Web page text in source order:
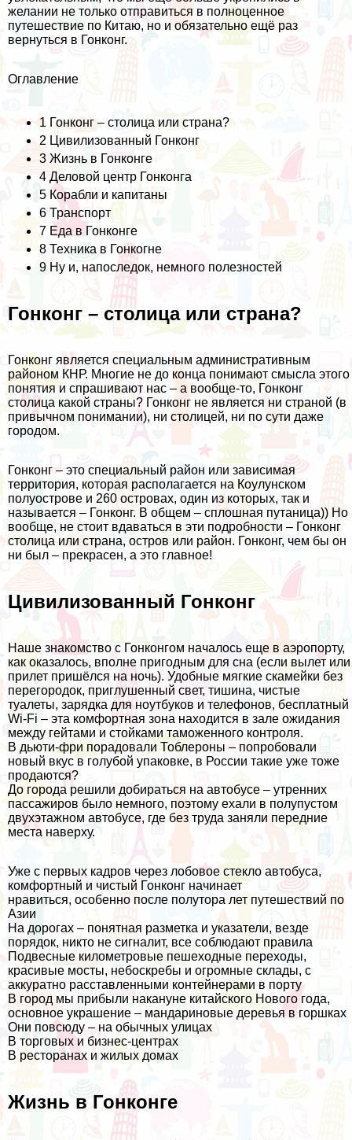
желании не только отправиться в полноценное
путешествие по Китаю, но и обязательно ещё раз
вернуться в Гонконг.
Оглавление
1 Гонконг – столица или страна?
2 Цивилизованный Гонконг
3 Жизнь в Гонконге
4Деловой центр Гонконга
5 Корабли и капитаны
6 Транспорт
7 Еда в Гонконге
8 Техника в Гонкогне
9 Ну и, напоследок, немного полезностей
Гонконг – столица или страна?
Гонконг является специальным административным
районом КНР. Многие не до конца понимают смысла этого
понятия и спрашивают нас – а вообще-то, Гонконг
столица какой страны? Гонконг не является ни страной (в
привычном понимании), ни столицей, ни по сути даже
городом.
Гонконг – это специальный район или зависимая
территория, которая располагается на Коулунском
полуострове и 260 островах, один из которых, так и
называется – Гонконг. В общем – сплошная путаница)) Но
вообще, не стоит вдаваться в эти подробности – Гонконг
столица или страна, остров или район. Гонконг, чем бы он
ни был – прекрасен, а это главное!
Цивилизованный Гонконг
Наше знакомство с Гонконгом началось еще в аэропорту,
как оказалось, вполне пригодным для сна (если вылет или
прилет пришёлся на ночь). Удобные мягкие скамейки без
перегородок, приглушенный свет, тишина, чистые
туалеты, зарядка для ноутбуков и телефонов, бесплатный
Wi-Fi – эта комфортная зона находится в зале ожидания
между гейтами и стойками таможенного контроля.
В дьюти-фри порадовали Тоблероны – попробовали
новый вкус в голубой упаковке, в России такие уже тоже
продаются?
До города решили добираться на автобусе – утренних
пассажиров было немного, поэтому ехали в полупустом
двухэтажном автобусе, где без труда заняли передние
места наверху.
Уже с первых кадров через лобовое стекло автобуса,
комфортный и чистый Гонконг начинает
нравиться, особенно после полутора лет путешествий по
Азии
На дорогах – понятная разметка и указатели, везде
порядок, никто не сигналит, все соблюдают правила
Подвесные километровые пешеходные переходы,
красивые мосты, небоскребы и огромные склады, с
аккуратно расставленными контейнерами в порту
В город мы прибыли накануне китайского Нового года,
основное украшение – мандариновые деревья в горшках
Они повсюду – на обычных улицах
В торговых и бизнес-центрах
В ресторанах и жилых домах
Жизнь в Гонконге